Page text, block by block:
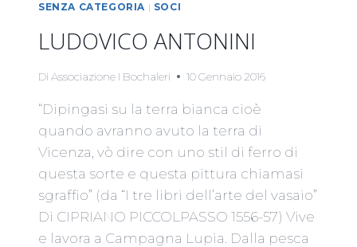
SENZA CATEGORIA | SOCI
LUDOVICO ANTONINI
Di Associazione I Bochaleri 10 Gennaio 2016
“Dipingasi su la terra bianca cioè
quando avranno avuto la terra di
Vicenza, vò dire con uno stil di ferro di
questa sorte e questa pittura chiamasi
sgraffio” (da “I tre libri dell’arte del vasaio”
Di CIPRIANO PICCOLPASSO 1556-57) Vive
e lavora a Campagna Lupia. Dalla pesca